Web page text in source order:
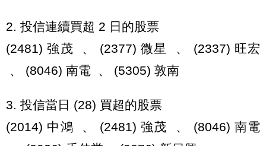
2. 投信連續買超 2 日的股票
(2481) 強茂 、 (2377) 微星 、 (2337) 旺宏
、 (8046) 南電 、 (5305) 敦南
3. 投信當日 (28) 買超的股票
(2014) 中鴻 、 (2481) 強茂 、 (8046) 南電